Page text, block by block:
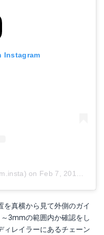
Instagram
on Feb 7, 2018 at 6:25am PST
を真横から見て外側のガイ
3mmの範囲内か確認をし
ィレイラーにあるチェーン